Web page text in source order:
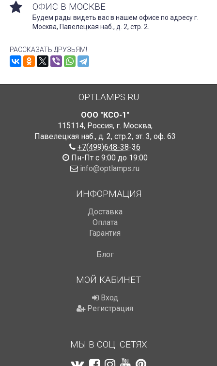
ОФИС В МОСКВЕ
Будем рады видеть вас в нашем офисе по адресу г.
Москва, Павелецкая наб., д. 2, стр. 2.
РАССКАЗАТЬ ДРУЗЬЯМ!
OPTLAMPS.RU
ООО "КСО-1"
115114, Россия, г. Москва,
Павелецкая наб., д. 2, стр.2, эт. 3, оф. 63
+7(499)648-38-36
Пн-Пт с 9:00 до 19:00
info@optlamps.ru
ИНФОРМАЦИЯ
Доставка
Оплата
Гарантия
Блог
МОЙ КАБИНЕТ
Вход
Регистрация
МЫ В СОЦ. СЕТЯХ